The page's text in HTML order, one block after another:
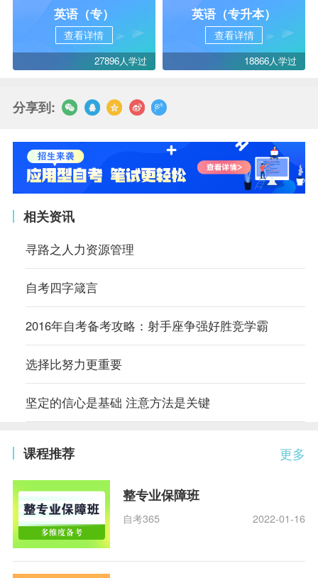
英语（专）
查看详情
27896人学过
英语（专升本）
查看详情
18866人学过
分享到:
相关资讯
寻路之人力资源管理
自考四字箴言
2016年自考备考攻略：射手座争强好胜竞学霸
选择比努力更重要
坚定的信心是基础 注意方法是关键
更多
课程推荐
整专业保障班
自考365 2022-01-16